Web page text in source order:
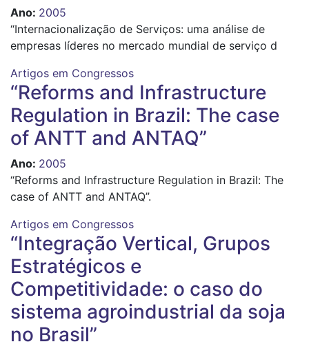
Ano: 2005
“Internacionalização de Serviços: uma análise de
empresas líderes no mercado mundial de serviço d
Artigos em Congressos
“Reforms and Infrastructure
Regulation in Brazil: The case
of ANTT and ANTAQ”
Ano: 2005
“Reforms and Infrastructure Regulation in Brazil: The
case of ANTT and ANTAQ”.
Artigos em Congressos
“Integração Vertical, Grupos
Estratégicos e
Competitividade: o caso do
sistema agroindustrial da soja
no Brasil”